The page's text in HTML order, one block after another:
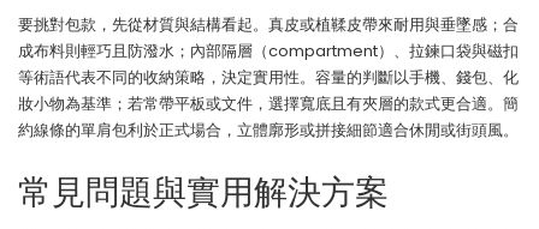
要挑對包款，先從材質與結構看起。真皮或植鞣皮帶來耐用與垂墜感；合
成布料則輕巧且防潑水；內部隔層（compartment）、拉鍊口袋與磁扣
等術語代表不同的收納策略，決定實用性。容量的判斷以手機、錢包、化
妝小物為基準；若常帶平板或文件，選擇寬底且有夾層的款式更合適。簡
約線條的單肩包利於正式場合，立體廓形或拼接細節適合休閒或街頭風。
常見問題與實用解決方案